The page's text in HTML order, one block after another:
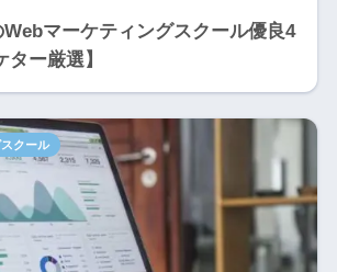
マーケティングスクール優良4
ー厳選】
クール